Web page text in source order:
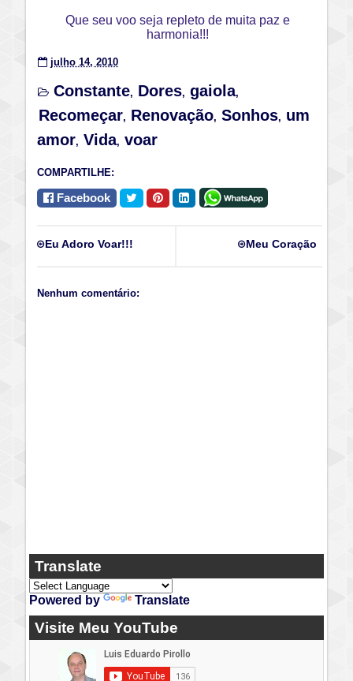
Que seu voo seja repleto de muita paz e
harmonia!!!
julho 14, 2010
Constante, Dores, gaiola,
Recomeçar, Renovação, Sonhos, um
amor, Vida, voar
COMPARTILHE:
Facebook
Meu Coração
Eu Adoro Voar!!!
Nenhum comentário:
Translate
Powered by Translate
Visite Meu YouTube